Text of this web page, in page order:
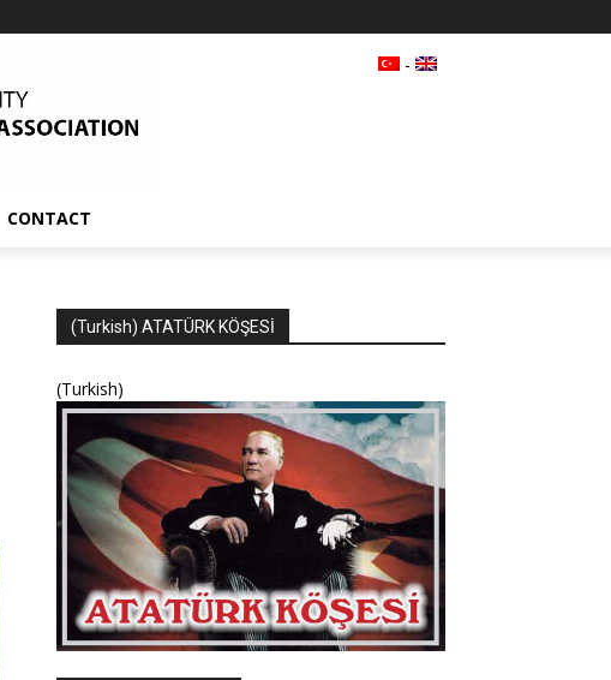
-
CONTACT
(Turkish) ATATÜRK KÖŞESİ
(Turkish)